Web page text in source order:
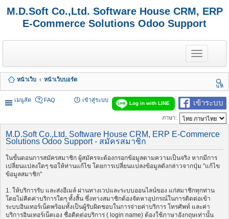
M.D.Soft Co.,Ltd. Software House CRM, ERP
E-Commerce Solutions Odoo Support
T
o
g
e
n
a
v
i
a
o
n
หน้าเว็บ
หน้าเว็บบอร์ด
นห
า
เมนูลัด
เข้าระบบ
Log in with LINE
FAQ เข้าสู่ระบบ
ภาษา:
M.D.Soft Co.,Ltd. Software House CRM, ERP E-Commerce
Solutions Odoo Support - สมัครสมาชิก
ในขั้นตอนการสมัครสมาชิก ผู้สมัครจะต้องกรอกข้อมูลตามความเป็นจริง หากมีการ
เปลี่ยนแปลงใดๆ ขอให้ท่านแก้ไข โดยการเปลี่ยนแปลงข้อมูลดังกล่าวจากปุ่ม "แก้ไข
ข้อมูลสมาชิก"
1. ให้บริการรับ และส่งอีเมล์ ผ่านทางเวปและระบบออนไลน์ของ แก่สมาชิกทุกท่าน
โดยไม่คิดค่าบริการใดๆ ทั้งสิ้น ซึ่งทางสมาชิกต้องจัดหาอุปกรณ์ในการติดต่อเข้า
ระบบอินเทอร์เน็ตพร้อมทั้งเป็นผู้รับผิดชอบในการจ่ายค่าบริการ โทรศัพท์ และค่า
บริการอินเทอร์เน็ตเอง ชื่อติดต่อบริการ ( login name) ต้องใช้ภาษาอังกฤษเท่านั้น